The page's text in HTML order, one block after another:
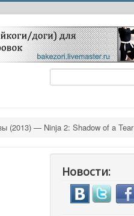
(2013) — Ninja 2: Shadow of a Tear
Новости: